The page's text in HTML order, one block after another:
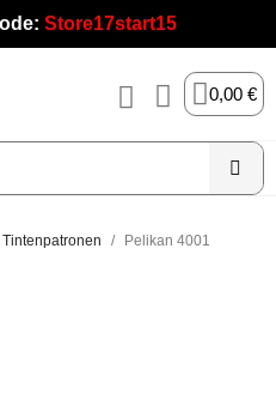
Store17start15
0,00 €
Tintenpatronen
Pelikan 4001